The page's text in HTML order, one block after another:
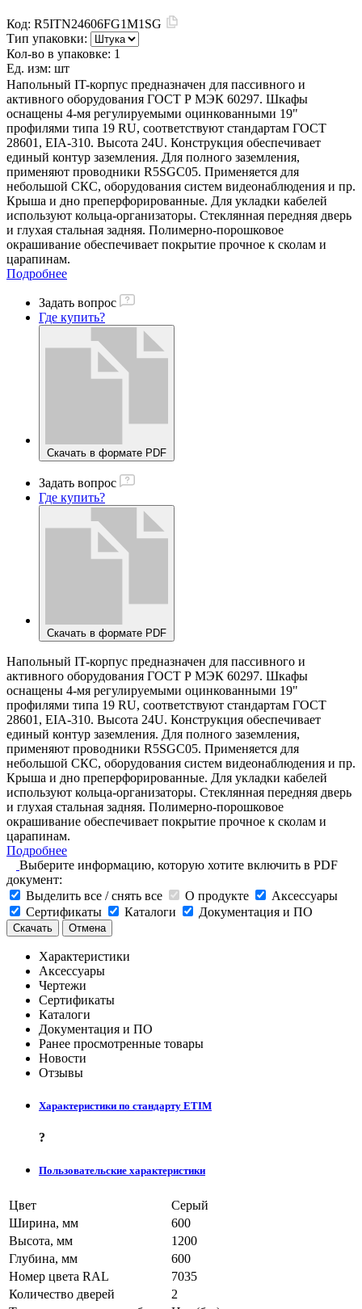
Код: R5ITN24606FG1M1SG
Тип упаковки:
Кол-во в упаковке: 1
Ед. изм: шт
Напольный IT-корпус предназначен для пассивного и
активного оборудования ГОСТ Р МЭК 60297. Шкафы
оснащены 4-мя регулируемыми оцинкованными 19"
профилями типа 19 RU, соответствуют стандартам ГОСТ
28601, EIA-310. Высота 24U. Конструкция обеспечивает
единый контур заземления. Для полного заземления,
применяют проводники R5SGC05. Применяется для
небольшой СКС, оборудования систем видеонаблюдения и пр.
Крыша и дно преперфорированные. Для укладки кабелей
используют кольца-организаторы. Стеклянная передняя дверь
и глухая стальная задняя. Полимерно-порошковое
окрашивание обеспечивает покрытие прочное к сколам и
царапинам.
Подробнее
Задать вопрос
Где купить?
Скачать в формате PDF
Задать вопрос
Где купить?
Скачать в формате PDF
Напольный IT-корпус предназначен для пассивного и
активного оборудования ГОСТ Р МЭК 60297. Шкафы
оснащены 4-мя регулируемыми оцинкованными 19"
профилями типа 19 RU, соответствуют стандартам ГОСТ
28601, EIA-310. Высота 24U. Конструкция обеспечивает
единый контур заземления. Для полного заземления,
применяют проводники R5SGC05. Применяется для
небольшой СКС, оборудования систем видеонаблюдения и пр.
Крыша и дно преперфорированные. Для укладки кабелей
используют кольца-организаторы. Стеклянная передняя дверь
и глухая стальная задняя. Полимерно-порошковое
окрашивание обеспечивает покрытие прочное к сколам и
царапинам.
Подробнее
Выберите информацию, которую хотите включить в PDF
документ:
Выделить все / снять все
О продукте
Аксессуары
Сертификаты
Каталоги Документация и ПО
Скачать Отмена
Характеристики
Аксессуары
Чертежи
Сертификаты
Каталоги
Документация и ПО
Ранее просмотренные товары
Новости
Отзывы
Характеристики по стандарту ETIM
?
Пользовательские характеристики
Цвет
Серый
Ширина, мм
600
Высота, мм
1200
Глубина, мм
600
Номер цвета RAL
7035
Количество дверей
2